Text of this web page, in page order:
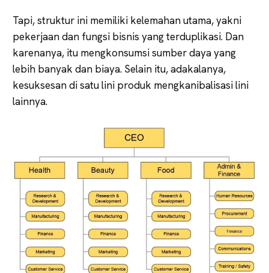
Tapi, struktur ini memiliki kelemahan utama, yakni
pekerjaan dan fungsi bisnis yang terduplikasi. Dan
karenanya, itu mengkonsumsi sumber daya yang
lebih banyak dan biaya. Selain itu, adakalanya,
kesuksesan di satu lini produk mengkanibalisasi lini
lainnya.